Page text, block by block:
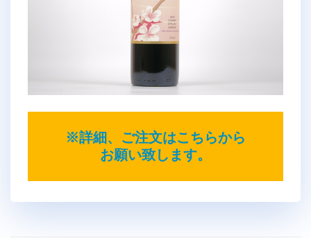
※詳細、ご注文はこちらから
お願い致します。